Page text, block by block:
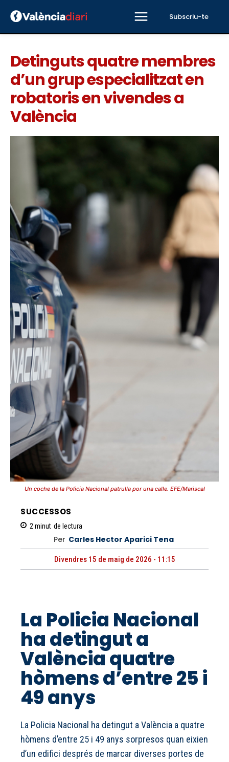
Subscriu-te
Detinguts quatre membres
d’un grup especialitzat en
robatoris en vivendes a
València
Un coche de la Policia Nacional patrulla por una calle. EFE/Mariscal
SUCCESSOS
2 minut de lectura
Per Carles Hector Aparici Tena
Divendres 15 de maig de 2026 - 11:15
La Policia Nacional
ha detingut a
València quatre
hòmens d’entre 25 i
49 anys
La Policia Nacional ha detingut a València a quatre
hòmens d’entre 25 i 49 anys sorpresos quan eixien
d’un edifici després de marcar diverses portes de